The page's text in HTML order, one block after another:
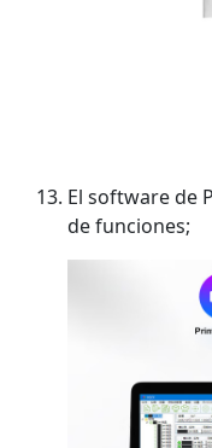
El software de
de funciones;